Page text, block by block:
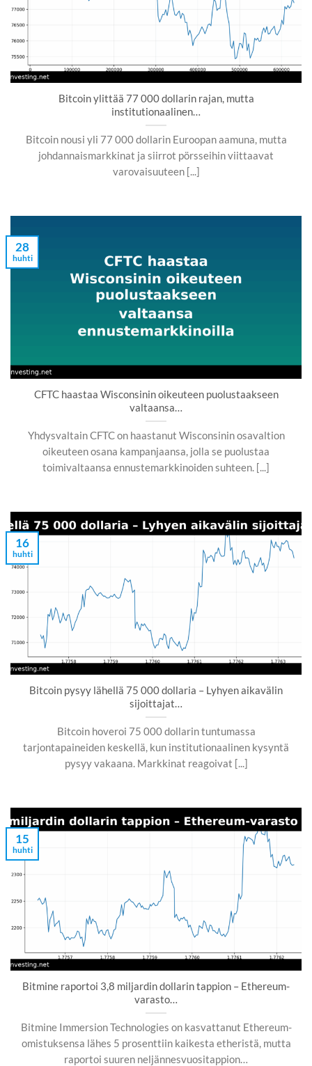
Bitcoin ylittää 77 000 dollarin rajan, mutta
institutionaalinen…
Bitcoin nousi yli 77 000 dollarin Euroopan aamuna, mutta
johdannaismarkkinat ja siirrot pörsseihin viittaavat
varovaisuuteen [...]
CFTC haastaa Wisconsinin oikeuteen puolustaakseen
valtaansa…
Yhdysvaltain CFTC on haastanut Wisconsinin osavaltion
oikeuteen osana kampanjaansa, jolla se puolustaa
toimivaltaansa ennustemarkkinoiden suhteen. [...]
28
huhti
Bitcoin pysyy lähellä 75 000 dollaria – Lyhyen aikavälin
sijoittajat…
Bitcoin hoveroi 75 000 dollarin tuntumassa
tarjontapaineiden keskellä, kun institutionaalinen kysyntä
pysyy vakaana. Markkinat reagoivat [...]
16
huhti
Bitmine raportoi 3,8 miljardin dollarin tappion – Ethereum-
varasto…
Bitmine Immersion Technologies on kasvattanut Ethereum-
omistuksensa lähes 5 prosenttiin kaikesta etheristä, mutta
raportoi suuren neljännesvuositappion…
15
huhti